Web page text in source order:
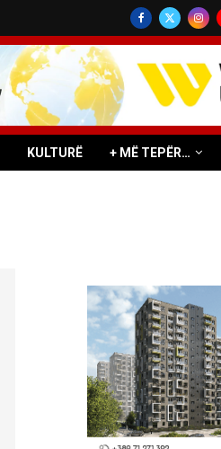
KULTURË + MË TEPËR…